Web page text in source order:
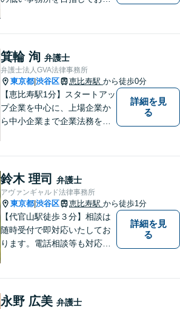
【当日／夜間／休日対応可
能】一人で悩まず一緒に問題
を解決しましょう。お気軽に
ご相談下さい。
箕輪 洵 弁護士
弁護士法人GVA法律事務所
東京都 渋谷区 恵比寿駅 から徒歩0分
【恵比寿駅1分】スタートアッ
プ企業を中心に、上場企業か
ら中小企業まで企業法務を幅
験を生かして、幅広い分野の
法務課題の解決に対応いたし
ます。
詳細を見
る
鈴木 理司 弁護士
アヴァンギャルド法律事務所
東京都 渋谷区 恵比寿駅 から徒歩1分
【代官山駅徒歩３分】相談は
随時受付で即対応いたしてお
ります。電話相談等も対応可
詳細を見
る
永野 広美 弁護士